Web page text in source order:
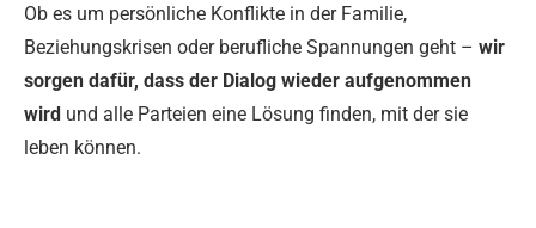
Ob es um persönliche Konflikte in der Familie,
Beziehungskrisen oder berufliche Spannungen geht – wir
sorgen dafür, dass der Dialog wieder aufgenommen
wird und alle Parteien eine Lösung finden, mit der sie
leben können.